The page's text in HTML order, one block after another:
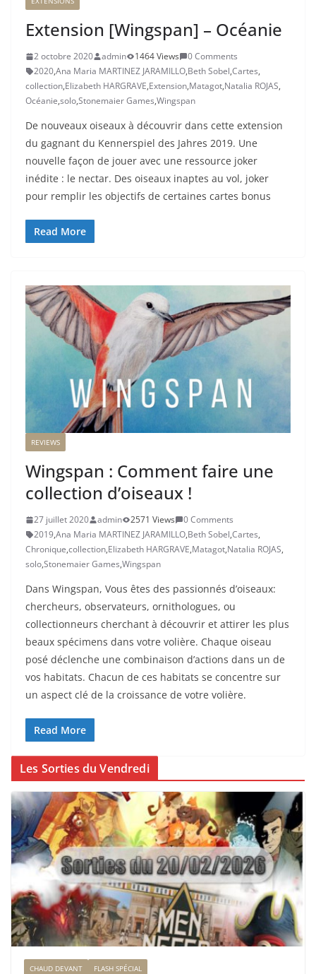
Extension [Wingspan] – Océanie
2 octobre 2020 admin 1464 Views
0 Comments
2020,Ana Maria MARTINEZ JARAMILLO,Beth Sobel,Cartes,
collection,Elizabeth HARGRAVE,Extension,Matagot,Natalia ROJAS,
Océanie,solo,Stonemaier Games,Wingspan
De nouveaux oiseaux à découvrir dans cette extension
du gagnant du Kennerspiel des Jahres 2019. Une
nouvelle façon de jouer avec une ressource joker
inédite : le nectar. Des oiseaux inaptes au vol, joker
pour remplir les objectifs de certaines cartes bonus
Read More
REVIEWS
Wingspan : Comment faire une
collection d’oiseaux !
27 juillet 2020 admin 2571 Views
0 Comments
2019,Ana Maria MARTINEZ JARAMILLO,Beth Sobel,Cartes,
Chronique,collection,Elizabeth HARGRAVE,Matagot,Natalia ROJAS,
solo,Stonemaier Games,Wingspan
Dans Wingspan, Vous êtes des passionnés d’oiseaux:
chercheurs, observateurs, ornithologues, ou
collectionneurs cherchant à découvrir et attirer les plus
beaux spécimens dans votre volière. Chaque oiseau
posé déclenche une combinaison d’actions dans un de
vos habitats. Chacun de ces habitats se concentre sur
un aspect clé de la croissance de votre volière.
Read More
Les Sorties du Vendredi
CHAUD DEVANT FLASH SPÉCIAL